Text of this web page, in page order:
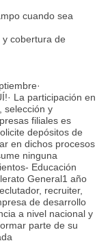
cuando sea
cobertura de
La participación en
selección y
filiales es
depósitos de
en dichos procesos
ninguna
Educación
General1 año
recruiter,
de desarrollo
a nivel nacional y
parte de su